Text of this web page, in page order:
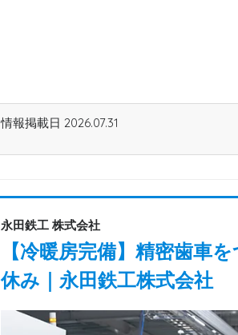
情報掲載日 2026.07.31
永田鉄工 株式会社
【冷暖房完備】精密歯車
休み｜永田鉄工株式会社